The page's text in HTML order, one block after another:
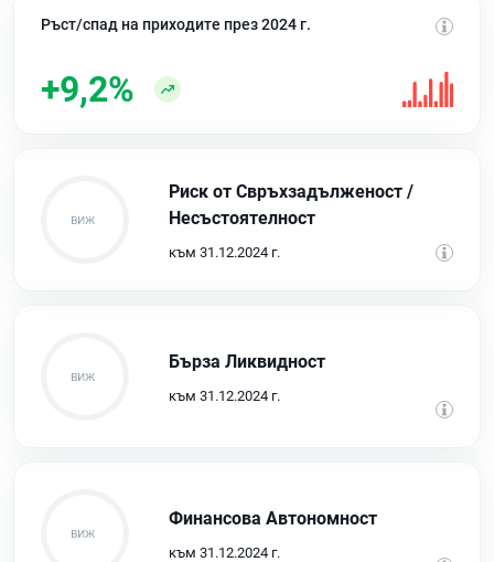
Ръст/спад на приходите през 2024 г.
+9,2%
Риск от Свръхзадълженост /
Несъстоятелност
към 31.12.2024 г.
Бърза Ликвидност
към 31.12.2024 г.
Финансова Автономност
към 31.12.2024 г.